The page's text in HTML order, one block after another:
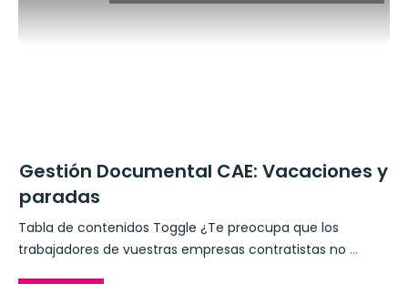
Gestión Documental CAE: Vacaciones y
paradas
Tabla de contenidos Toggle ¿Te preocupa que los
trabajadores de vuestras empresas contratistas no ...